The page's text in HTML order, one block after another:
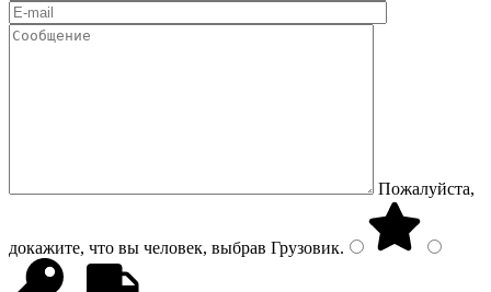
Пожалуйста,
докажите, что вы человек, выбрав Грузовик.